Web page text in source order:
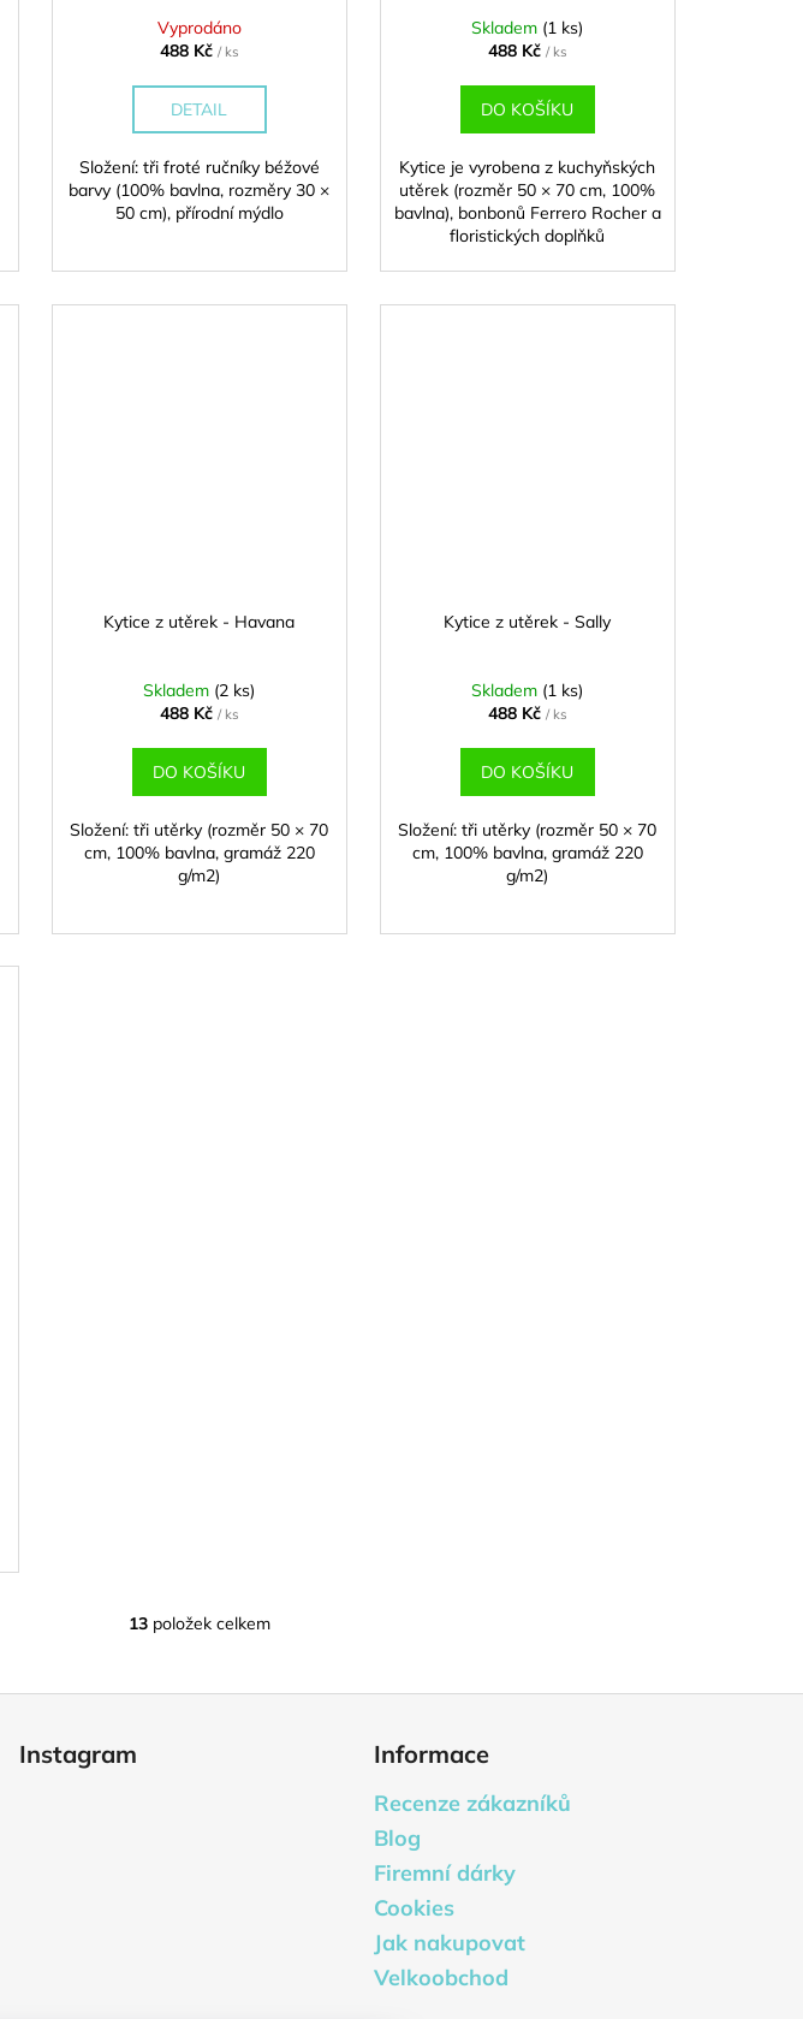
Vyprodáno
488 Kč / ks
DETAIL
Složení: tři froté ručníky béžové
barvy (100% bavlna, rozměry 30 ×
50 cm), přírodní mýdlo
Skladem (1 ks)
488 Kč / ks
DO KOŠÍKU
Kytice je vyrobena z kuchyňských
utěrek (rozměr 50 × 70 cm, 100%
bavlna), bonbonů Ferrero Rocher a
floristických doplňků
Kytice z utěrek - Havana
Skladem (2 ks)
488 Kč / ks
DO KOŠÍKU
Složení: tři utěrky (rozměr 50 × 70
cm, 100% bavlna, gramáž 220
g/m2)
Kytice z utěrek - Sally
Skladem (1 ks)
488 Kč / ks
DO KOŠÍKU
Složení: tři utěrky (rozměr 50 × 70
cm, 100% bavlna, gramáž 220
g/m2)
O
l
13 položek celkem
Instagram Informace
Recenze zákazníků
Blog
Firemní dárky
Cookies
Jak nakupovat
Velkoobchod